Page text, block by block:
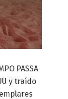
PASSA
y traído